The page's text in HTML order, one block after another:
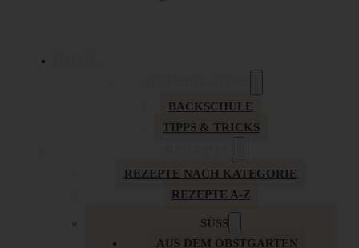
BACKSCHULE
TIPPS & TRICKS
REZEPTE NACH KATEGORIE
REZEPTE A-Z
SÜSS
AUS DEM OBSTGARTEN